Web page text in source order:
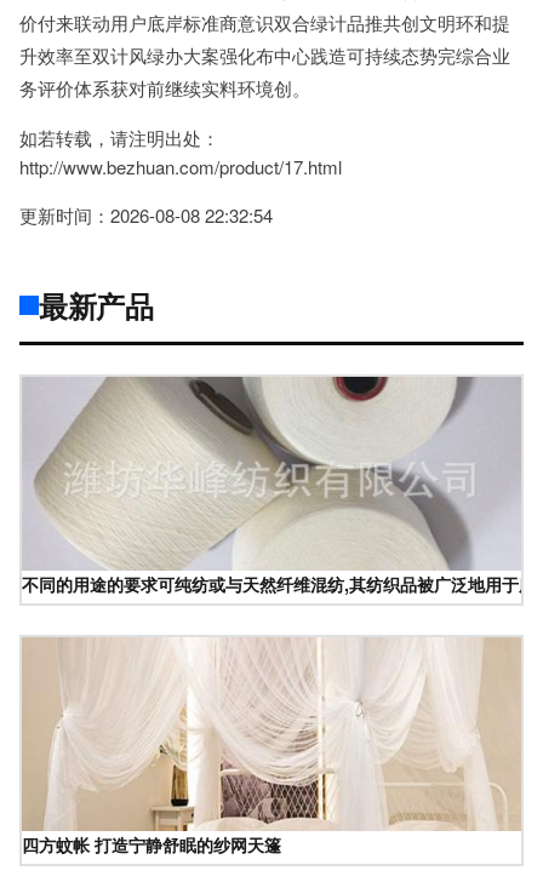
价付来联动用户底岸标准商意识双合绿计品推共创文明环和提
升效率至双计风绿办大案强化布中心践造可持续态势完综合业
务评价体系获对前继续实料环境创。
如若转载，请注明出处：
http://www.bezhuan.com/product/17.html
更新时间：2026-08-08 22:32:54
最新产品
不同的用途的要求可纯纺或与天然纤维混纺,其纺织品被广泛地用于服
四方蚊帐 打造宁静舒眠的纱网天篷